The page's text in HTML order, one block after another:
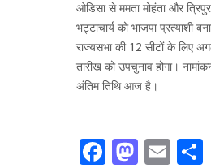
ओडिसा से ममता मोहंता और
भट्टाचार्य को भाजपा प्रत्याशी
राज्यसभा की 12 सीटों के लिए
तारीख को उपचुनाव होगा।
अंतिम तिथि आज है।
Facebook